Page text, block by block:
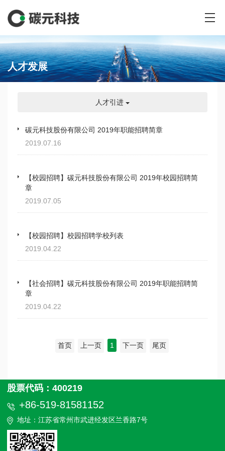
人才发展
人才引进
碳元科技股份有限公司 2019年职能招聘简章
2019.07.16
【校园招聘】碳元科技股份有限公司 2019年校园招聘简
章
2019.07.05
【校园招聘】校园招聘学校列表
2019.04.22
【社会招聘】碳元科技股份有限公司 2019年职能招聘简
章
2019.04.22
首页 上一页 1 下一页 尾页
股票代码：400219
+86-519-81581152
地址：江苏省常州市武进经发区兰香路7号